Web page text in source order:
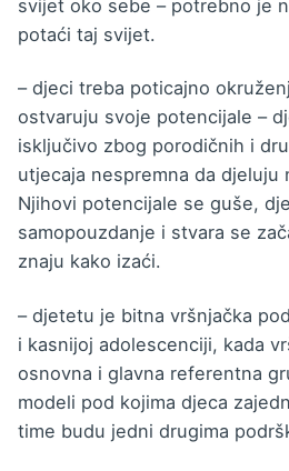
svijet oko sebe – potrebno je
potaći taj svijet.
– djeci treba poticajno
ostvaruju svoje potencijale –
isključivo zbog porodičnih i
utjecaja nespremna da djeluju
Njihovi potencijale se guše,
samopouzdanje i stvara se
znaju kako izaći.
– djetetu je bitna vršnjačka
i kasnijoj adolescenciji, kada
osnovna i glavna referentna
modeli pod kojima djeca
time budu jedni drugima